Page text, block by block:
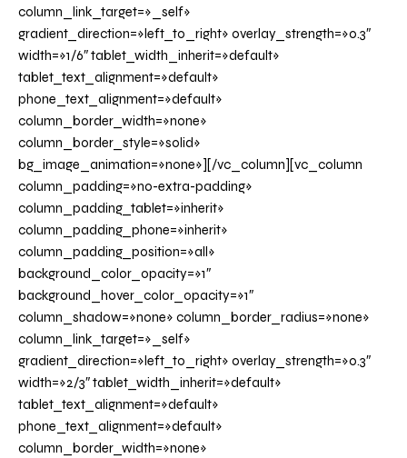
column_link_target=»_self»
gradient_direction=»left_to_right» overlay_strength=»0.3″
width=»1/6″ tablet_width_inherit=»default»
tablet_text_alignment=»default»
phone_text_alignment=»default»
column_border_width=»none»
column_border_style=»solid»
bg_image_animation=»none»][/vc_column][vc_column
column_padding=»no-extra-padding»
column_padding_tablet=»inherit»
column_padding_phone=»inherit»
column_padding_position=»all»
background_color_opacity=»1″
background_hover_color_opacity=»1″
column_shadow=»none» column_border_radius=»none»
column_link_target=»_self»
gradient_direction=»left_to_right» overlay_strength=»0.3″
width=»2/3″ tablet_width_inherit=»default»
tablet_text_alignment=»default»
phone_text_alignment=»default»
column_border_width=»none»